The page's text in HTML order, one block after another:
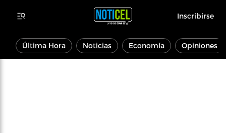
Inscribirse
Última Hora Noticias Economía Opiniones